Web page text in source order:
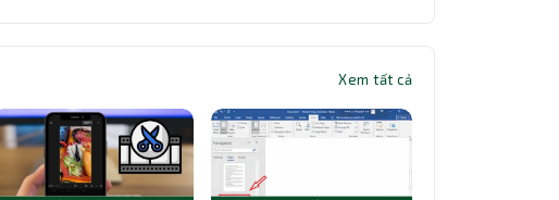
Xem tất cả
Thành Nhân TNC
Trợ lý AI • Phản hồi tức thì